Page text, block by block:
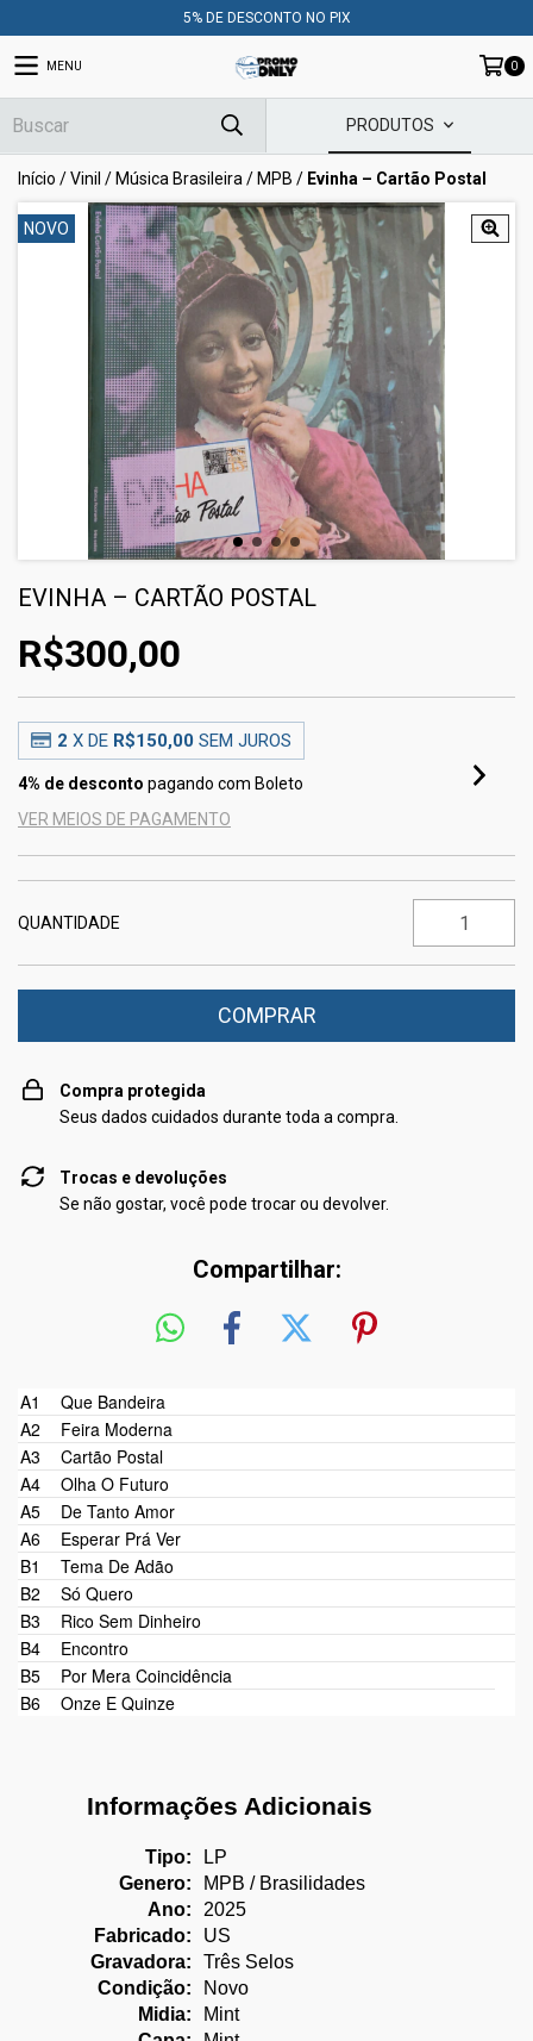
5% DE DESCONTO NO PIX
MENU 0
PRODUTOS
Início /Vinil / Música Brasileira / MPB / Evinha – Cartão Postal
NOVO
EVINHA – CARTÃO POSTAL
R$300,00
2 X DE R$150,00 SEM JUROS
4% de desconto pagando com Boleto
VER MEIOS DE PAGAMENTO
QUANTIDADE
Compra protegida
Seus dados cuidados durante toda a compra.
Trocas e devoluções
Se não gostar, você pode trocar ou devolver.
Compartilhar:
A1
Que Bandeira
A2
Feira Moderna
A3
Cartão Postal
A4
Olha O Futuro
A5
De Tanto Amor
A6
Esperar Prá Ver
B1
Tema De Adão
B2
Só Quero
B3
Rico Sem Dinheiro
B4
Encontro
B5
Por Mera Coincidência
B6
Onze E Quinze
Informações Adicionais
Tipo:
LP
Genero:
MPB / Brasilidades
Ano:
2025
Fabricado:
US
Gravadora:
Três Selos
Condição:
Novo
Midia:
Mint